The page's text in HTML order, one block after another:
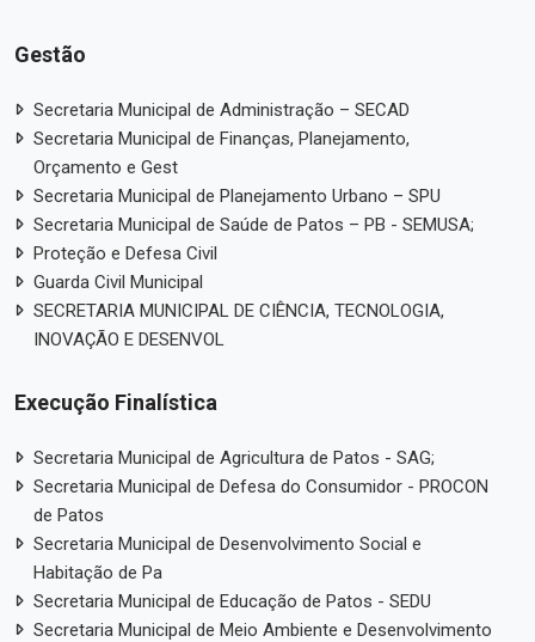
Gestão
Secretaria Municipal de Administração – SECAD
Secretaria Municipal de Finanças, Planejamento,
Orçamento e Gest
Secretaria Municipal de Planejamento Urbano – SPU
Secretaria Municipal de Saúde de Patos – PB - SEMUSA;
Proteção e Defesa Civil
Guarda Civil Municipal
SECRETARIA MUNICIPAL DE CIÊNCIA, TECNOLOGIA,
INOVAÇÃO E DESENVOL
Execução Finalística
Secretaria Municipal de Agricultura de Patos - SAG;
Secretaria Municipal de Defesa do Consumidor - PROCON
de Patos
Secretaria Municipal de Desenvolvimento Social e
Habitação de Pa
Secretaria Municipal de Educação de Patos - SEDU
Secretaria Municipal de Meio Ambiente e Desenvolvimento